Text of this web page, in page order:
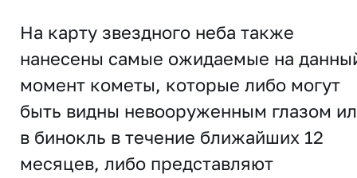
На карту звездного неба также
нанесены самые ожидаемые на
момент кометы, которые либо могут
быть видны невооруженным глазом
в бинокль в течение ближайших 12
месяцев, либо представляют